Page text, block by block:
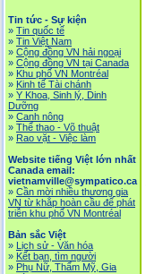
Tin tức - Sự kiện
» Tin quốc tế
» Tin Việt Nam
» Cộng đồng VN hải ngoại
» Cộng đồng VN tại Canada
» Khu phố VN Montréal
» Kinh tế Tài chánh
» Y Khoa, Sinh lý, Dinh
Dưỡng
» Canh nông
» Thể thao - Võ thuật
» Rao vặt - Việc làm
Website tiếng Việt lớn nhất
Canada email:
vietnamville@sympatico.ca
» Cần mời nhiều thương gia
VN từ khắp hoàn cầu để phát
triễn khu phố VN Montréal
Bản sắc Việt
» Lịch sử - Văn hóa
» Kết bạn, tìm người
» Phụ Nữ, Thẩm Mỹ, Gia